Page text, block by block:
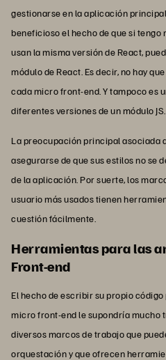
gestionarse en la aplicación
beneficioso el hecho de que si
usan la misma versión de React,
módulo de React. Es decir, no hay
cada micro front-end. Y tampoco es
diferentes versiones de un módulo JS.
La preocupación principal asociada
asegurarse de que sus estilos no se
de la aplicación. Por suerte, los
usuario más usados tienen
cuestión fácilmente.
Herramientas para las
Front-end
El hecho de escribir su propio
micro front-end le supondría mucho
diversos marcos de trabajo que
orquestación y que ofrecen